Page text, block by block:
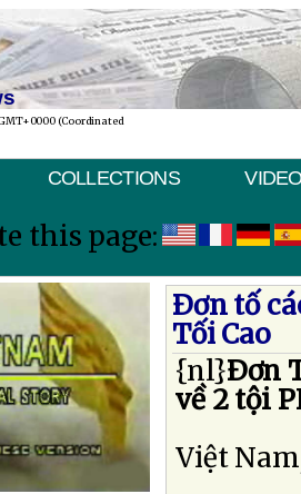
(Coordinated
COLLECTIONS
this page:
Ðơn tố
Tối Cao
{nl}Ðơn
về 2 tội
Việt